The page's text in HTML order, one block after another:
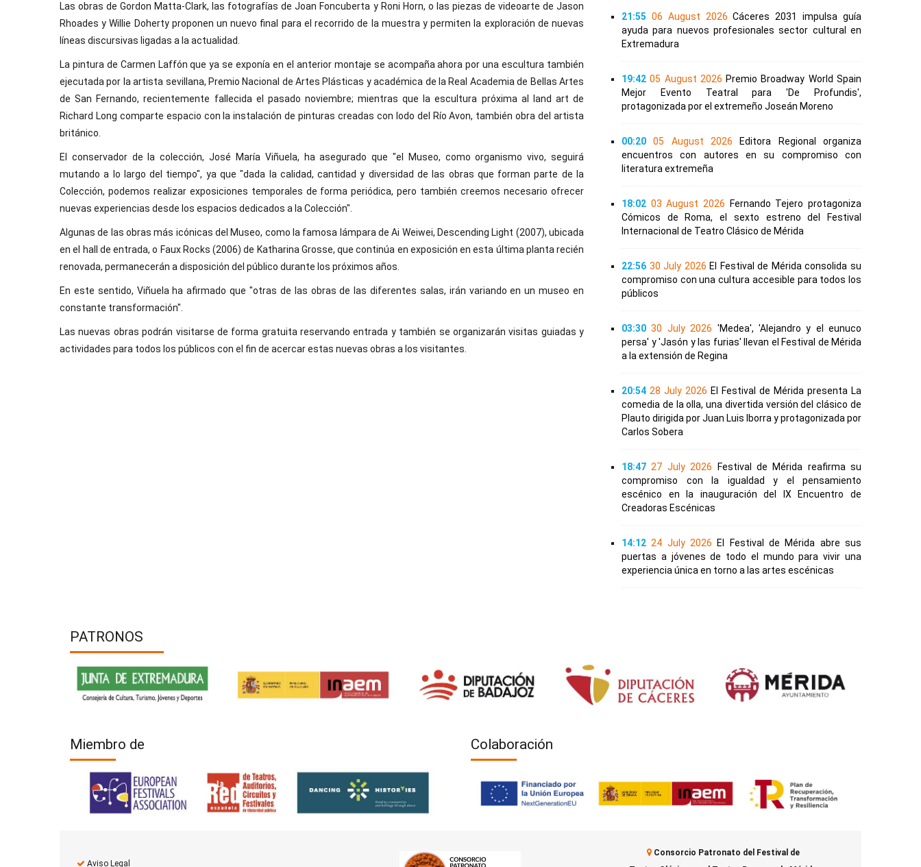
Las obras de Gordon Matta-Clark, las fotografías de Joan Foncuberta y Roni Horn, o las piezas de videoarte de Jason
Rhoades y Willie Doherty proponen un nuevo final para el recorrido de la muestra y permiten la exploración de nuevas
líneas discursivas ligadas a la actualidad.
La pintura de Carmen Laffón que ya se exponía en el anterior montaje se acompaña ahora por una escultura también
ejecutada por la artista sevillana, Premio Nacional de Artes Plásticas y académica de la Real Academia de Bellas Artes
de San Fernando, recientemente fallecida el pasado noviembre; mientras que la escultura próxima al land art de
Richard Long comparte espacio con la instalación de pinturas creadas con lodo del Río Avon, también obra del artista
británico.
El conservador de la colección, José María Viñuela, ha asegurado que "el Museo, como organismo vivo, seguirá
mutando a lo largo del tiempo", ya que "dada la calidad, cantidad y diversidad de las obras que forman parte de la
Colección, podemos realizar exposiciones temporales de forma periódica, pero también creemos necesario ofrecer
nuevas experiencias desde los espacios dedicados a la Colección".
Algunas de las obras más icónicas del Museo, como la famosa lámpara de Ai Weiwei, Descending Light (2007), ubicada
en el hall de entrada, o Faux Rocks (2006) de Katharina Grosse, que continúa en exposición en esta última planta recién
renovada, permanecerán a disposición del público durante los próximos años.
En este sentido, Viñuela ha afirmado que "otras de las obras de las diferentes salas, irán variando en un museo en
constante transformación".
Las nuevas obras podrán visitarse de forma gratuita reservando entrada y también se organizarán visitas guiadas y
actividades para todos los públicos con el fin de acercar estas nuevas obras a los visitantes.
21:55 06 August 2026 Cáceres 2031 impulsa guía
ayuda para nuevos profesionales sector cultural en
Extremadura
19:42 05 August 2026 Premio Broadway World Spain
Mejor Evento Teatral para 'De Profundis',
protagonizada por el extremeño Joseán Moreno
00:20 05 August 2026
Editora Regional organiza
encuentros con autores en su compromiso con
literatura extremeña
18:02 03 August 2026
Fernando Tejero protagoniza
Cómicos de Roma, el sexto estreno del Festival
Internacional de Teatro Clásico de Mérida
22:56 30 July 2026 El Festival de Mérida consolida su
compromiso con una cultura accesible para todos los
públicos
03:30 30 July 2026 'Medea', 'Alejandro y el eunuco
persa' y 'Jasón y las furias' llevan el Festival de Mérida
a la extensión de Regina
20:54 28 July 2026 El Festival de Mérida presenta La
comedia de la olla, una divertida versión del clásico de
Plauto dirigida por Juan Luis Iborra y protagonizada por
Carlos Sobera
18:47 27 July 2026
Festival de Mérida reafirma su
compromiso con la igualdad y el pensamiento
escénico en la inauguración del IX Encuentro de
Creadoras Escénicas
14:12 24 July 2026
El Festival de Mérida abre sus
puertas a jóvenes de todo el mundo para vivir una
experiencia única en torno a las artes escénicas
PATRONOS
Miembro de Colaboración
Aviso Legal
Consorcio Patronato del Festival de